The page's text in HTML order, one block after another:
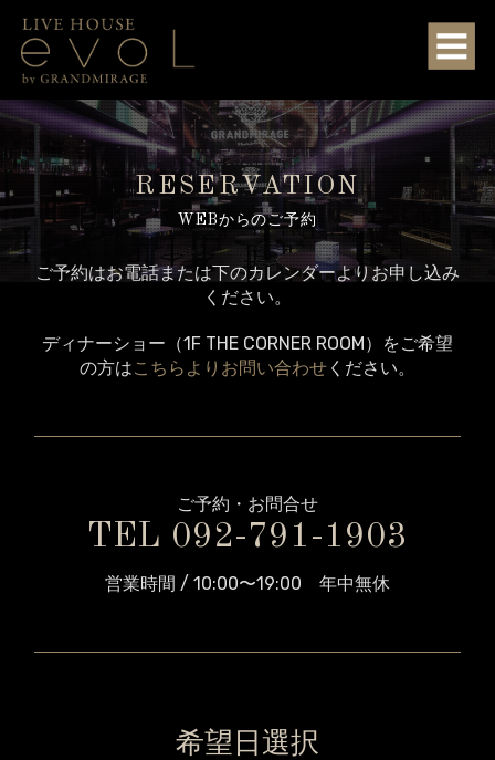
RESERVATION
WEBからのご予約
ご予約はお電話または下のカレンダーよりお申し込み
ください。
ディナーショー（1F THE CORNER ROOM）をご希望
の方はこちらよりお問い合わせください。
ご予約・お問合せ
TEL 092-791-1903
営業時間 / 10:00〜19:00 年中無休
希望日選択